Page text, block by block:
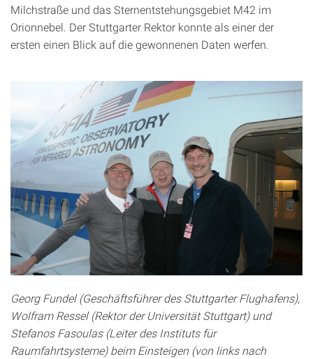
Milchstraße und das Sternentstehungsgebiet M42 im
Orionnebel. Der Stuttgarter Rektor konnte als einer der
ersten einen Blick auf die gewonnenen Daten werfen.
Georg Fundel (Geschäftsführer des Stuttgarter Flughafens),
Wolfram Ressel (Rektor der Universität Stuttgart) und
Stefanos Fasoulas (Leiter des Instituts für
Raumfahrtsysteme) beim Einsteigen (von links nach